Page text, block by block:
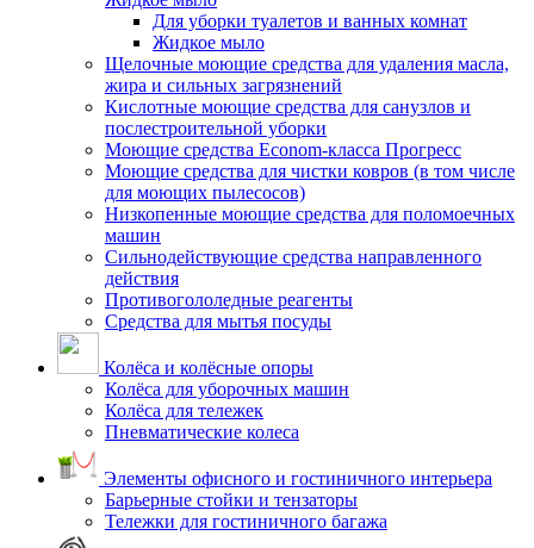
Для уборки туалетов и ванных комнат
Жидкое мыло
Щелочные моющие средства для удаления масла,
жира и сильных загрязнений
Кислотные моющие средства для санузлов и
послестроительной уборки
Моющие средства Econom-класса Прогресс
Моющие средства для чистки ковров (в том числе
для моющих пылесосов)
Низкопенные моющие средства для поломоечных
машин
Сильнодействующие средства направленного
действия
Противогололедные реагенты
Средства для мытья посуды
Колёса и колёсные опоры
Колёса для уборочных машин
Колёса для тележек
Пневматические колеса
Элементы офисного и гостиничного интерьера
Барьерные стойки и тензаторы
Тележки для гостиничного багажа